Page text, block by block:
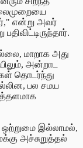
என்று அவர்
மாறாக அது
அன்றாட
தொடர்ந்து
பல சமய
ஒற்றுமை இல்லாமல்,
அச்சுறுத்தல்